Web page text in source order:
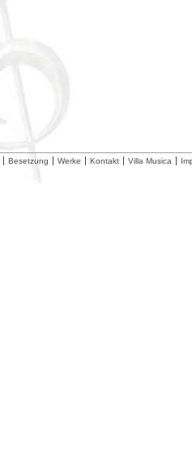
Besetzung Werke Kontakt Villa Musica